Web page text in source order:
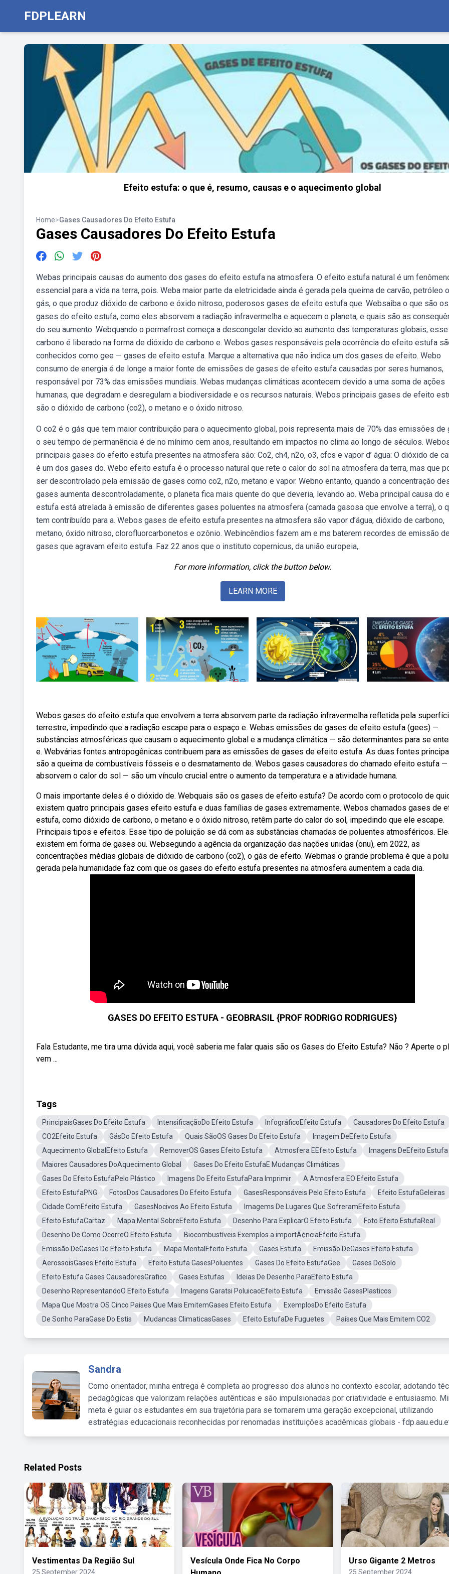
FDPLEARN
Efeito estufa: o que é, resumo, causas e o aquecimento global
Home>Gases Causadores Do Efeito Estufa
Gases Causadores Do Efeito Estufa
Webas principais causas do aumento dos gases do efeito estufa na atmosfera. O efeito estufa natural é um
essencial para a vida na terra, pois. Weba maior parte da eletricidade ainda é gerada pela queima de carvão, petróleo
gás, o que produz dióxido de carbono e óxido nitroso, poderosos gases de efeito estufa que. Websaiba o que são os
gases do efeito estufa, como eles absorvem a radiação infravermelha e aquecem o planeta, e quais são as
do seu aumento. Webquando o permafrost começa a descongelar devido ao aumento das temperaturas globais, esse
carbono é liberado na forma de dióxido de carbono e. Webos gases responsáveis pela ocorrência do efeito estufa
conhecidos como gee — gases de efeito estufa. Marque a alternativa que não indica um dos gases de efeito. Webo
consumo de energia é de longe a maior fonte de emissões de gases de efeito estufa causadas por seres humanos,
responsável por 73% das emissões mundiais. Webas mudanças climáticas acontecem devido a uma soma de ações
humanas, que degradam e desregulam a biodiversidade e os recursos naturais. Webos principais gases de efeito
são o dióxido de carbono (co2), o metano e o óxido nitroso.
O co2 é o gás que tem maior contribuição para o aquecimento global, pois representa mais de 70% das emissões de
o seu tempo de permanência é de no mínimo cem anos, resultando em impactos no clima ao longo de séculos.
principais gases do efeito estufa presentes na atmosfera são: Co2, ch4, n2o, o3, cfcs e vapor d’ água: O dióxido de
é um dos gases do. Webo efeito estufa é o processo natural que rete o calor do sol na atmosfera da terra, mas que
ser descontrolado pela emissão de gases como co2, n2o, metano e vapor. Webno entanto, quando a concentração
gases aumenta descontroladamente, o planeta fica mais quente do que deveria, levando ao. Weba principal causa do
estufa está atrelada à emissão de diferentes gases poluentes na atmosfera (camada gasosa que envolve a terra), o
tem contribuído para a. Webos gases de efeito estufa presentes na atmosfera são vapor d’água, dióxido de carbono,
metano, óxido nitroso, clorofluorcarbonetos e ozônio. Webincêndios fazem am e ms baterem recordes de emissão de
gases que agravam efeito estufa. Faz 22 anos que o instituto copernicus, da união europeia,.
For more information, click the button below.
LEARN MORE
Webos gases do efeito estufa que envolvem a terra absorvem parte da radiação infravermelha refletida pela
terrestre, impedindo que a radiação escape para o espaço e. Webas emissões de gases de efeito estufa (gees) —
substâncias atmosféricas que causam o aquecimento global e a mudança climática — são determinantes para se
e. Webvárias fontes antropogênicas contribuem para as emissões de gases de efeito estufa. As duas fontes
são a queima de combustíveis fósseis e o desmatamento de. Webos gases causadores do chamado efeito estufa —
absorvem o calor do sol — são um vínculo crucial entre o aumento da temperatura e a atividade humana.
O mais importante deles é o dióxido de. Webquais são os gases de efeito estufa? De acordo com o protocolo de
existem quatro principais gases efeito estufa e duas famílias de gases extremamente. Webos chamados gases de
estufa, como dióxido de carbono, o metano e o óxido nitroso, retêm parte do calor do sol, impedindo que ele escape.
Principais tipos e efeitos. Esse tipo de poluição se dá com as substâncias chamadas de poluentes atmosféricos.
existem em forma de gases ou. Websegundo a agência da organização das nações unidas (onu), em 2022, as
concentrações médias globais de dióxido de carbono (co2), o gás de efeito. Webmas o grande problema é que a
gerada pela humanidade faz com que os gases do efeito estufa presentes na atmosfera aumentem a cada dia.
GASES DO EFEITO ESTUFA - GEOBRASIL {PROF RODRIGO RODRIGUES}
Fala Estudante, me tira uma dúvida aqui, você saberia me falar quais são os Gases do Efeito Estufa? Não ? Aperte o
vem ...
Tags
PrincipaisGases Do Efeito Estufa IntensificaçãoDo Efeito Estufa InfográficoEfeito Estufa
Causadores Do Efeito Estufa
CO2Efeito Estufa
GásDo Efeito Estufa Quais SãoOS Gases Do Efeito Estufa
Imagem DeEfeito Estufa
Aquecimento GlobalEfeito Estufa
RemoverOS Gases Efeito Estufa Atmosfera EEfeito Estufa
Imagens DeEfeito Estufa
Maiores Causadores DoAquecimento Global
Gases Do Efeito EstufaE Mudanças Climáticas
Gases Do Efeito EstufaPelo Plástico
Imagens Do Efeito EstufaPara Imprimir
A Atmosfera EO Efeito Estufa
Efeito EstufaPNG
FotosDos Causadores Do Efeito Estufa GasesResponsáveis Pelo Efeito Estufa
Efeito EstufaGeleiras
Cidade ComEfeito Estufa
GasesNocivos Ao Efeito Estufa
Imagems De Lugares Que SofreramEfeito Estufa
Efeito EstufaCartaz
Mapa Mental SobreEfeito Estufa Desenho Para ExplicarO Efeito Estufa
Foto Efeito EstufaReal
Desenho De Como OcorreO Efeito Estufa
Biocombustíveis Exemplos a importÃ¢nciaEfeito Estufa
Emissão DeGases De Efeito Estufa
Mapa MentalEfeito Estufa Gases Estufa
Emissão DeGases Efeito Estufa
AerossoisGases Efeito Estufa
Efeito Estufa GasesPoluentes Gases Do Efeito EstufaGee
Gases DoSolo
Efeito Estufa Gases CausadoresGrafico
Gases Estufas
Ideias De Desenho ParaEfeito Estufa
Desenho RepresentandoO Efeito Estufa
Imagens Garatsi PoluicaoEfeito Estufa
Emissão GasesPlasticos
Mapa Que Mostra OS Cinco Paises Que Mais EmitemGases Efeito Estufa
ExemplosDo Efeito Estufa
De Sonho ParaGase Do Estis
Mudancas ClimaticasGases Efeito EstufaDe Fuguetes Países Que Mais Emitem CO2
Sandra
Como orientador, minha entrega é completa ao progresso dos alunos no contexto escolar, adotando
pedagógicas que valorizam relações autênticas e são impulsionadas por criatividade e entusiasmo.
meta é guiar os estudantes em sua trajetória para se tornarem uma geração excepcional, utilizando
estratégias educacionais reconhecidas por renomadas instituições acadêmicas globais -
Related Posts
Vestimentas Da Região Sul
25 September 2024
Vesícula Onde Fica No Corpo
Urso Gigante 2 Metros
25 September 2024